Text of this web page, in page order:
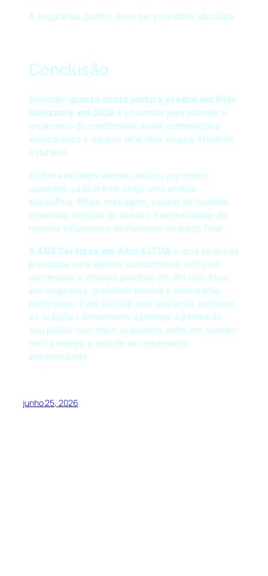
A segurança, porém, deve ser prioridade absoluta.
Conclusão
Entender quanto custa pintura predial em Belo
Horizonte em 2026 é essencial para planejar o
orçamento do condomínio, evitar contratações
inadequadas e garantir uma obra segura, eficiente
e durável.
Embora existam valores médios por metro
quadrado, cada prédio exige uma análise
específica. Altura, metragem, estado da fachada,
materiais, método de acesso e necessidade de
reparos influenciam diretamente no preço final.
A AGS Serviços em Altura LTDA é uma empresa
preparada para atender condomínios, edifícios
comerciais e imóveis prediais em BH com foco
em segurança, qualidade técnica e valorização
patrimonial. Para solicitar uma avaliação, conhecer
as soluções disponíveis e planejar a pintura do
seu prédio com mais segurança, entre em contato
com a equipe e solicite um orçamento
especializado.
junho 25, 2026